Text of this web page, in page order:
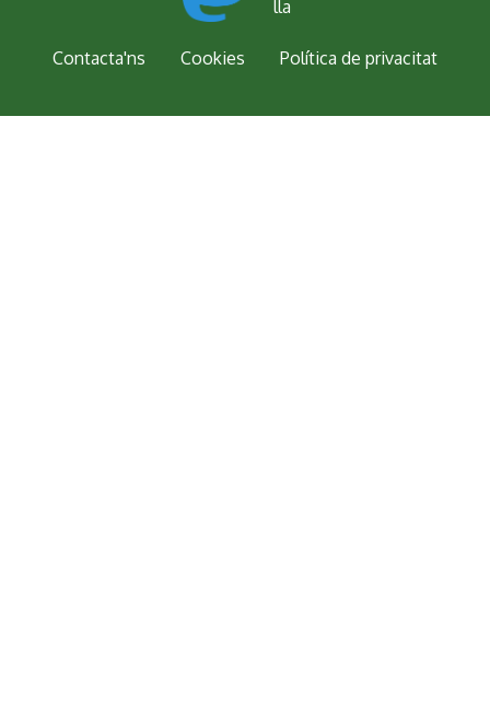
Contacta'ns Cookies Política de privacitat